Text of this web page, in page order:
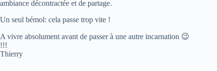
ambiance décontractée et de partage.
Un seul bémol: cela passe trop vite !
A vivre absolument avant de passer à une autre incarnation 😉
!!!
Thierry